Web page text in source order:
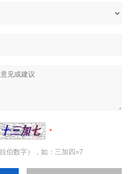
伯数字），如：三加四=7